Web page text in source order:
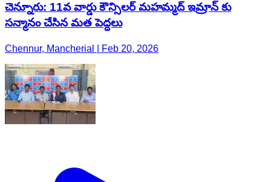
చెన్నూరు: 11వ వార్డు కౌన్సిలర్ మహమ్మద్ ఇమ్రాన్ కు
సన్మానం చేసిన మత పెద్దలు
Chennur, Mancherial | Feb 20, 2026